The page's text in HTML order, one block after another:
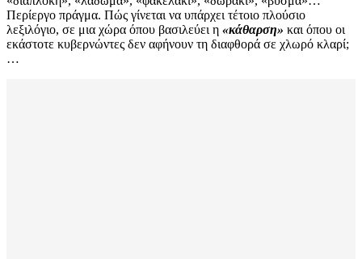
Περίεργο πράγμα. Πώς γίνεται να υπάρχει τέτοιο πλούσιο
λεξιλόγιο, σε μια χώρα όπου βασιλεύει η «κάθαρση» και όπου οι
εκάστοτε κυβερνώντες δεν αφήνουν τη διαφθορά σε χλωρό κλαρί;
…